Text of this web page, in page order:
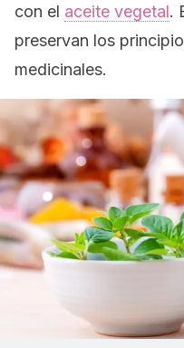
con el aceite vegetal.
preservan los
medicinales.